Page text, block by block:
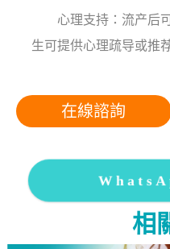
心理支持：流产后可
生可提供心理疏导或推
在線諮詢
相